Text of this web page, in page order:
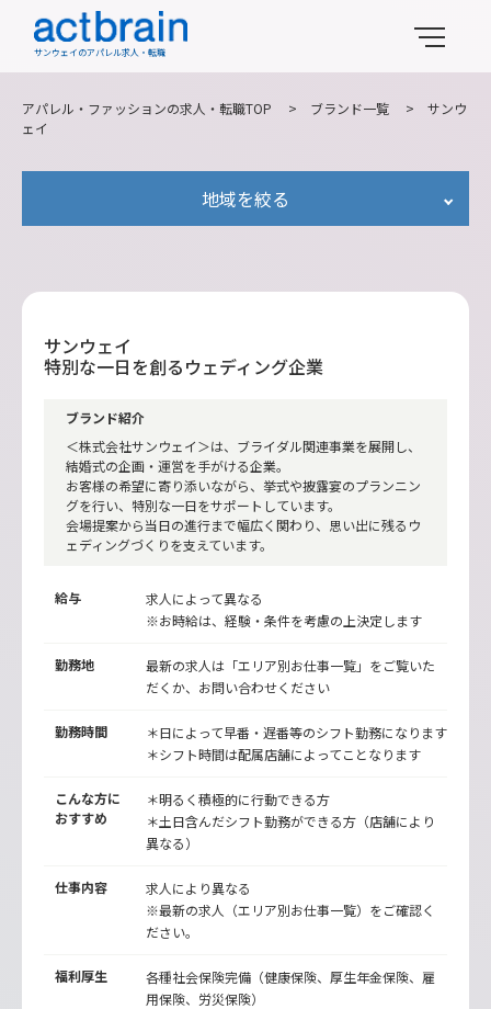
サンウェイのアパレル求人・転職
アパレル・ファッションの求人・転職TOP > ブランド一覧 > サンウ
ェイ
地域を絞る
サンウェイ
特別な一日を創るウェディング企業
ブランド紹介
＜株式会社サンウェイ＞は、ブライダル関連事業を展開し、
結婚式の企画・運営を手がける企業。
お客様の希望に寄り添いながら、挙式や披露宴のプランニン
グを行い、特別な一日をサポートしています。
会場提案から当日の進行まで幅広く関わり、思い出に残るウ
ェディングづくりを支えています。
給与
求人によって異なる
※お時給は、経験・条件を考慮の上決定します
勤務地
最新の求人は「エリア別お仕事一覧」をご覧いた
だくか、お問い合わせください
勤務時間
＊日によって早番・遅番等のシフト勤務になります
＊シフト時間は配属店舗によってことなります
こんな方に
おすすめ
＊明るく積極的に行動できる方
＊土日含んだシフト勤務ができる方（店舗により
異なる）
仕事内容
求人により異なる
※最新の求人（エリア別お仕事一覧）をご確認く
ださい。
福利厚生
各種社会保険完備（健康保険、厚生年金保険、雇
用保険、労災保険）